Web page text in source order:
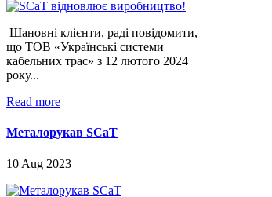
Шановні клієнти, раді повідомити,
що ТОВ «Українські системи
кабельних трас» з 12 лютого 2024
року...
Read more
Металорукав SCaT
10 Aug 2023